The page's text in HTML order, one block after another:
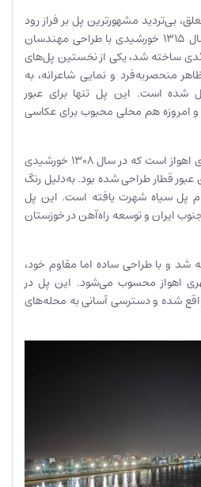
بی‌تردید مشهورترین پل بر فراز رود
کارون است. این پل که در سال ۱۳۱۵ خورشیدی با طراحی مهندسان
ساخته شد، یکی از نخستین پل‌های
منحصر‌به‌فرد و نمایی شاعرانه، به
شده است. این پل تنها برای عبور
هم محلی محبوب برای عکاسی
پل سیاه، قدیمی‌ترین پل فلزی اهواز است که در سال ۱۳۰۸ خورشیدی
عبور قطار طراحی شده بود. به‌دلیل رنگ
پل سیاه شهرت یافته است. این پل
ایران و توسعه راه‌آهن در خوزستان
در دهه ۱۳۳۰ ساخته شد و با طراحی ساده اما مقاوم خود،
اهواز محسوب می‌شود. این پل در
شده و دسترسی آسانی به محله‌های